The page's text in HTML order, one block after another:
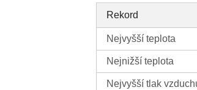
Rekord
Nejvyšší teplota
Nejnižší teplota
Nejvyšší tlak